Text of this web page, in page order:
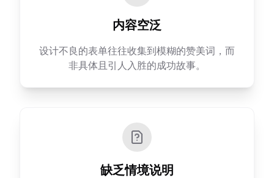
内容空泛
设计不良的表单往往收集到模糊的赞美词，而
非具体且引人入胜的成功故事。
缺乏情境说明